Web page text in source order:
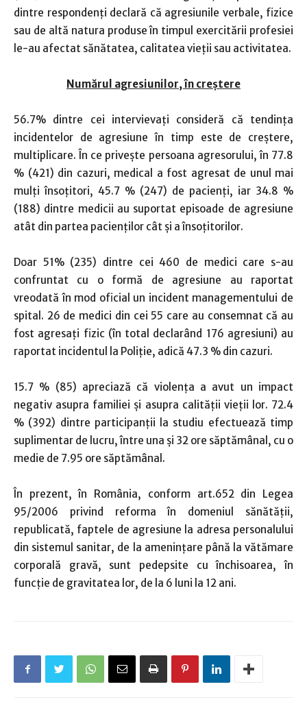
dintre respondenţi declară că agresiunile verbale, fizice
sau de altă natura produse în timpul exercitării profesiei
le-au afectat sănătatea, calitatea vieţii sau activitatea.
Numărul agresiunilor, în creştere
56.7% dintre cei intervievaţi consideră că tendinţa
incidentelor de agresiune în timp este de creştere,
multiplicare. În ce priveşte persoana agresorului, în 77.8
% (421) din cazuri, medical a fost agresat de unul mai
mulţi însoţitori, 45.7 % (247) de pacienţi, iar 34.8 %
(188) dintre medicii au suportat episoade de agresiune
atât din partea pacienţilor cât şi a însoţitorilor.
Doar 51% (235) dintre cei 460 de medici care s-au
confruntat cu o formă de agresiune au raportat
vreodată în mod oficial un incident managementului de
spital. 26 de medici din cei 55 care au consemnat că au
fost agresaţi fizic (în total declarând 176 agresiuni) au
raportat incidentul la Poliţie, adică 47.3 % din cazuri.
15.7 % (85) apreciază că violenţa a avut un impact
negativ asupra familiei şi asupra calităţii vieţii lor. 72.4
% (392) dintre participanţii la studiu efectuează timp
suplimentar de lucru, între una şi 32 ore săptămânal, cu o
medie de 7.95 ore săptămânal.
În prezent, în România, conform art.652 din Legea
95/2006 privind reforma în domeniul sănătăţii,
republicată, faptele de agresiune la adresa personalului
din sistemul sanitar, de la ameninţare până la vătămare
corporală gravă, sunt pedepsite cu închisoarea, în
funcţie de gravitatea lor, de la 6 luni la 12 ani.